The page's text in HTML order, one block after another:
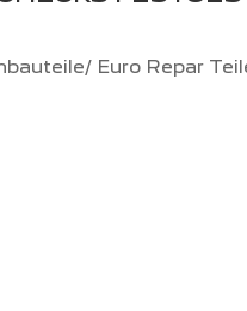
Euro Repar